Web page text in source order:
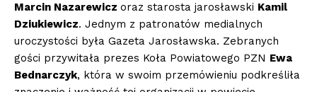
Marcin Nazarewicz oraz starosta jarosławski Kamil
Dziukiewicz. Jednym z patronatów medialnych
uroczystości była Gazeta Jarosławska. Zebranych
gości przywitała prezes Koła Powiatowego PZN Ewa
Bednarczyk, która w swoim przemówieniu podkreśliła